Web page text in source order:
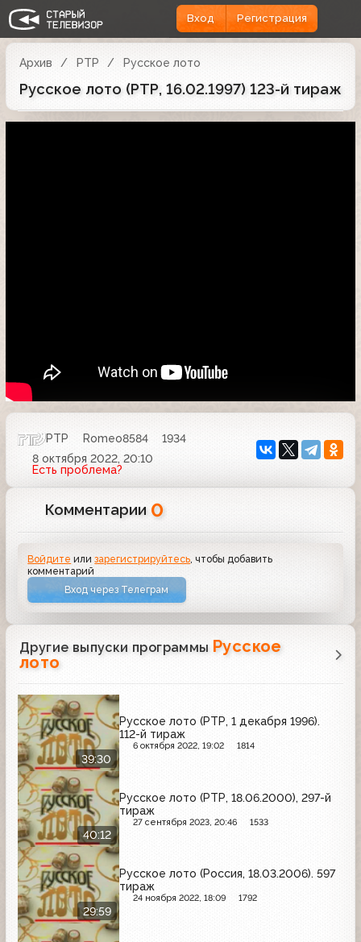
Вход Регистрация
Архив РТР Русское лото
Русское лото (РТР, 16.02.1997) 123-й тираж
РТР Romeo8584
1934
8 октября 2022, 20:10
Есть проблема?
Комментарии 0
Войдите илизарегистрируйтесь , чтобы добавить
комментарий
Вход через Телеграм
Другие выпуски программы Русское
лото
39:30
Русское лото (РТР, 1 декабря 1996).
112-й тираж
6 октября 2022, 19:02 1814
40:12
Русское лото (РТР, 18.06.2000), 297-й
тираж
27 сентября 2023, 20:46 1533
29:59
Русское лото (Россия, 18.03.2006). 597
тираж
24 ноября 2022, 18:09 1792